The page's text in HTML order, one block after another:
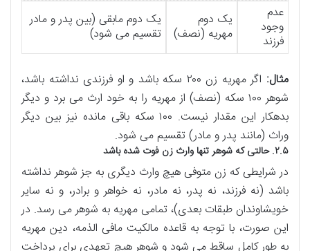
عدم
وجود
فرزند
یک دوم
مهریه (نصف)
یک دوم مابقی (بین پدر و مادر
تقسیم می شود)
مثال:
اگر مهریه زن ۲۰۰ سکه باشد و او فرزندی نداشته باشد،
شوهر ۱۰۰ سکه (نصف) از مهریه را به خود ارث می برد و دیگر
بدهکار این مقدار نیست. ۱۰۰ سکه باقی مانده نیز بین دیگر
وراث (مانند پدر و مادر) تقسیم می شود.
۲.۵. حالتی که شوهر تنها وارث زن فوت شده باشد
در شرایطی که زن متوفی هیچ وارث دیگری به جز شوهر نداشته
باشد (نه فرزند، نه پدر، نه مادر، نه خواهر و برادر، و نه سایر
خویشاوندان طبقات بعدی)، تمامی مهریه به شوهر می رسد. در
این صورت، با توجه به قاعده مالکیت مافی الذمه، دین مهریه